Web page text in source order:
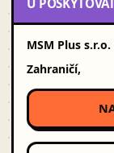
U
MSM Plus
Zahraničí,